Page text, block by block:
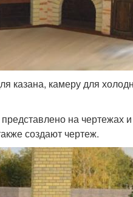
камеру для
на чертежах
создают чертеж.